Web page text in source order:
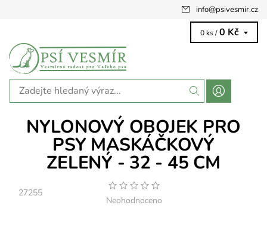
info@psivesmir.cz
0 ks / 0 Kč
NYLONOVÝ OBOJEK PRO
PSY MASKÁČKOVÝ
ZELENÝ - 32 - 45 CM
27255
Neohodnoceno